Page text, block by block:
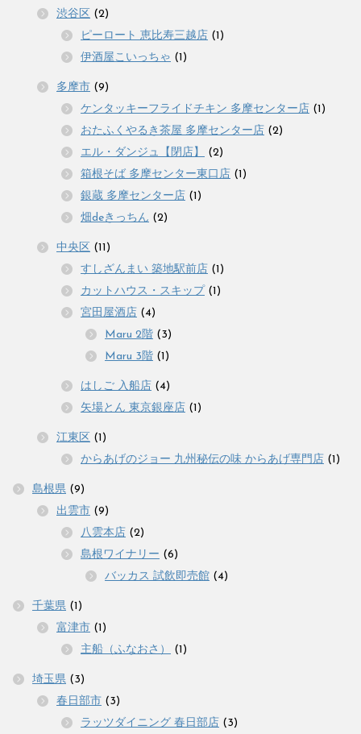
渋谷区 (2)
ピーロート 恵比寿三越店 (1)
伊酒屋こいっちゃ (1)
多摩市 (9)
ケンタッキーフライドチキン 多摩センター店 (1)
おたふくやるき茶屋 多摩センター店 (2)
エル・ダンジュ【閉店】
(2)
箱根そば 多摩センター東口店 (1)
銀蔵 多摩センター店 (1)
畑deきっちん (2)
中央区 (11)
すしざんまい 築地駅前店 (1)
カットハウス・スキップ (1)
宮田屋酒店 (4)
Maru 2階 (3)
Maru 3階 (1)
はしご 入船店 (4)
矢場とん 東京銀座店 (1)
江東区 (1)
からあげのジョー 九州秘伝の味 からあげ専門店 (1)
島根県 (9)
出雲市 (9)
八雲本店 (2)
島根ワイナリー (6)
バッカス 試飲即売館 (4)
千葉県 (1)
富津市 (1)
主船（ふなおさ）
(1)
埼玉県 (3)
春日部市 (3)
ラッツダイニング 春日部店 (3)